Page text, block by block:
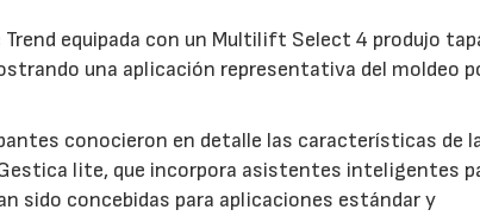
equipada con un Multilift Select 4 produjo
una aplicación representativa del moldeo
conocieron en detalle las características de
lite, que incorpora asistentes inteligentes
sido concebidas para aplicaciones estándar y